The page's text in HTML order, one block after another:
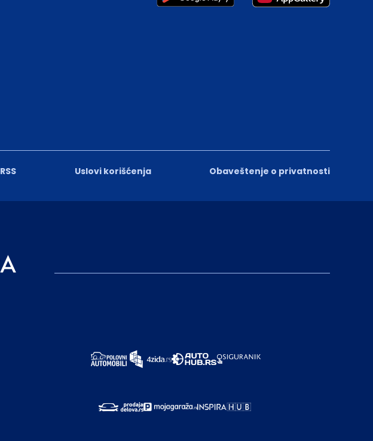
RSS Uslovi korišćenja Obaveštenje o privatnosti